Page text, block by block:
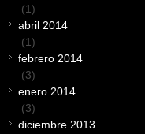
(1)
abril 2014
(1)
febrero 2014
(3)
enero 2014
(3)
diciembre 2013